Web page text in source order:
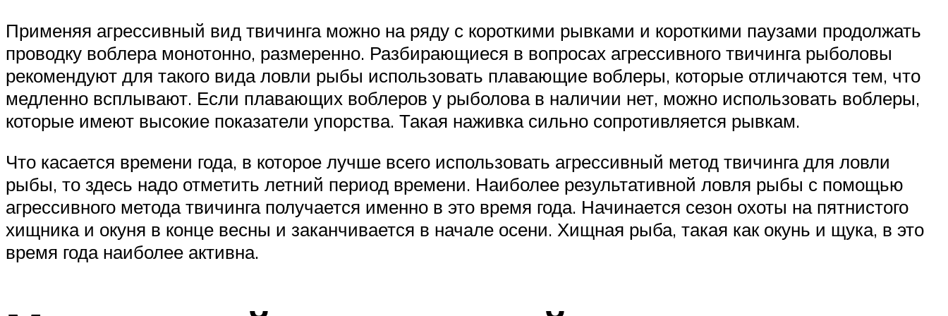
Применяя агрессивный вид твичинга можно на ряду с короткими рывками и короткими паузами продолжать
проводку воблера монотонно, размеренно. Разбирающиеся в вопросах агрессивного твичинга рыболовы
рекомендуют для такого вида ловли рыбы использовать плавающие воблеры, которые отличаются тем, что
медленно всплывают. Если плавающих воблеров у рыболова в наличии нет, можно использовать воблеры,
которые имеют высокие показатели упорства. Такая наживка сильно сопротивляется рывкам.
Что касается времени года, в которое лучше всего использовать агрессивный метод твичинга для ловли
рыбы, то здесь надо отметить летний период времени. Наиболее результативной ловля рыбы с помощью
агрессивного метода твичинга получается именно в это время года. Начинается сезон охоты на пятнистого
хищника и окуня в конце весны и заканчивается в начале осени. Хищная рыба, такая как окунь и щука, в это
время года наиболее активна.